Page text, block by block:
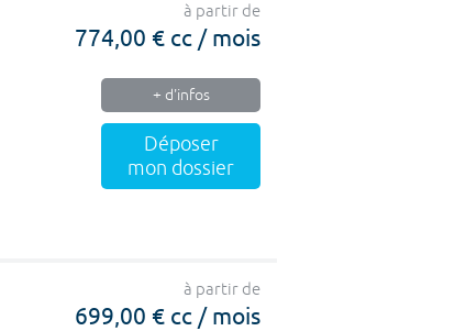
à partir de
774,00 € cc / mois
+ d'infos
Déposer
mon dossier
à partir de
699,00 € cc / mois